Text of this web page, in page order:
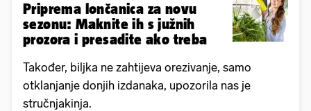
Priprema lončanica za novu
sezonu: Maknite ih s južnih
prozora i presadite ako treba
Također, biljka ne zahtijeva orezivanje, samo
otklanjanje donjih izdanaka, upozorila nas je
stručnjakinja.